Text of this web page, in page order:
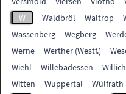
W
Waldbröl Waltrop
Wassenberg
Wegberg
Werne
Werther (Westf.)
Wiehl
Willebadessen Willich
Witten
Wuppertal Wülfrath